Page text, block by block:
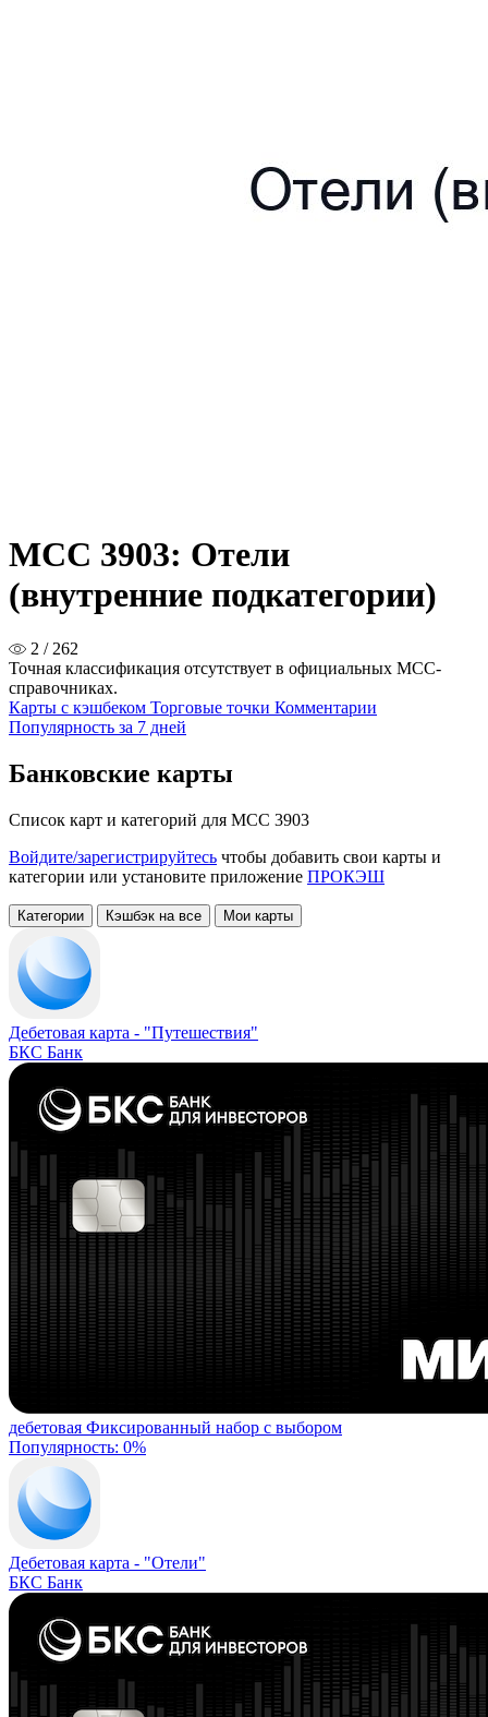
MCC 3903: Отели
(внутренние подкатегории)
2 / 262
Точная классификация отсутствует в официальных MCC-
справочниках.
Карты с кэшбеком Торговые точки Комментарии
Популярность за 7 дней
Банковские карты
Список карт и категорий для MCC 3903
Войдите/зарегистрируйтесь чтобы добавить свои карты и
категории или установите приложение ПРОКЭШ
Категории Кэшбэк на все Мои карты
Дебетовая карта - "Путешествия"
БКС Банк
дебетовая Фиксированный набор с выбором
Популярность: 0%
Дебетовая карта - "Отели"
БКС Банк